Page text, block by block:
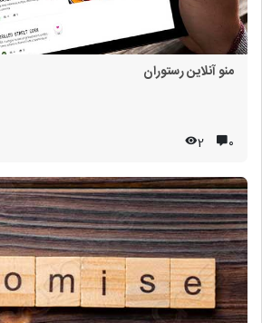
منو آنلاین رستوران
۰ 2